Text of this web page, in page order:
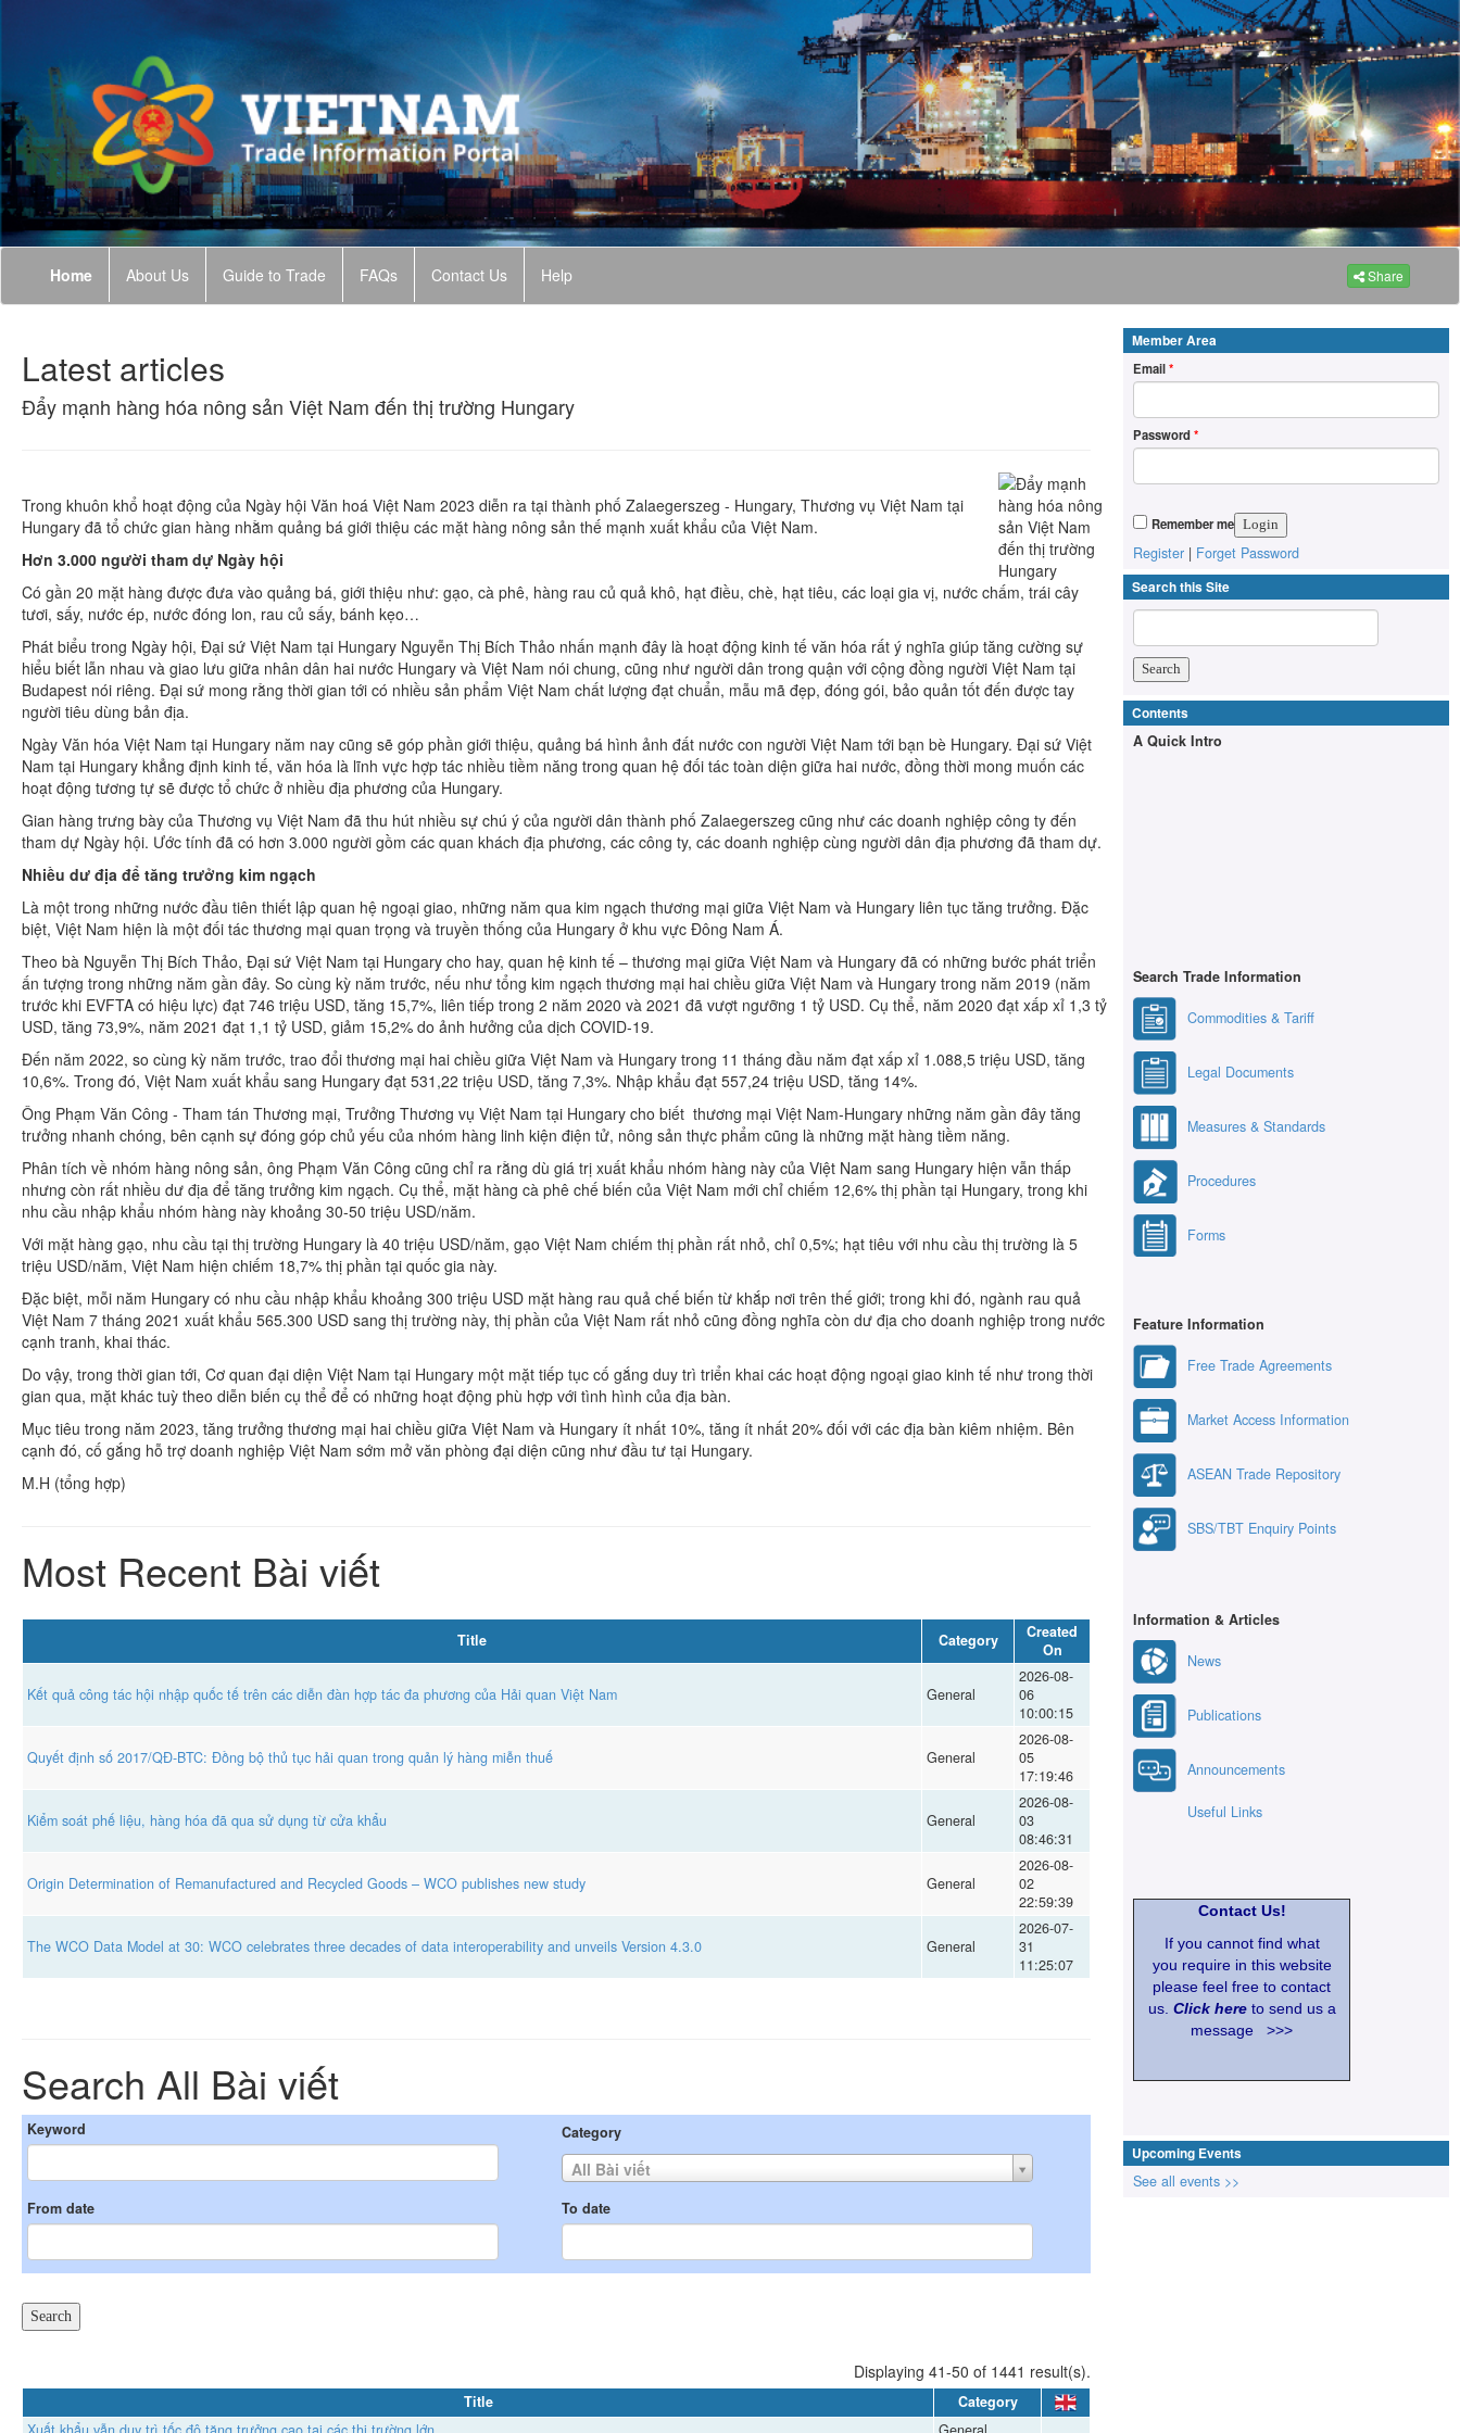
Home About Us Guide to Trade FAQs Contact Us Help Share
Latest articles
Đẩy mạnh hàng hóa nông sản Việt Nam đến thị trường Hungary
Trong khuôn khổ hoạt động của Ngày hội Văn hoá Việt Nam 2023 diễn ra tại thành phố Zalaegerszeg - Hungary, Thương vụ Việt Nam tại
Hungary đã tổ chức gian hàng nhằm quảng bá giới thiệu các mặt hàng nông sản thế mạnh xuất khẩu của Việt Nam.
Hơn 3.000 người tham dự Ngày hội
Có gần 20 mặt hàng được đưa vào quảng bá, giới thiệu như: gạo, cà phê, hàng rau củ quả khô, hạt điều, chè, hạt tiêu, các loại gia vị, nước chấm, trái cây
tươi, sấy, nước ép, nước đóng lon, rau củ sấy, bánh kẹo…
Phát biểu trong Ngày hội, Đại sứ Việt Nam tại Hungary Nguyễn Thị Bích Thảo nhấn mạnh đây là hoạt động kinh tế văn hóa rất ý nghĩa giúp tăng cường sự
hiểu biết lẫn nhau và giao lưu giữa nhân dân hai nước Hungary và Việt Nam nói chung, cũng như người dân trong quận với cộng đồng người Việt Nam tại
Budapest nói riêng. Đại sứ mong rằng thời gian tới có nhiều sản phẩm Việt Nam chất lượng đạt chuẩn, mẫu mã đẹp, đóng gói, bảo quản tốt đến được tay
người tiêu dùng bản địa.
Ngày Văn hóa Việt Nam tại Hungary năm nay cũng sẽ góp phần giới thiệu, quảng bá hình ảnh đất nước con người Việt Nam tới bạn bè Hungary. Đại sứ Việt
Nam tại Hungary khẳng định kinh tế, văn hóa là lĩnh vực hợp tác nhiều tiềm năng trong quan hệ đối tác toàn diện giữa hai nước, đồng thời mong muốn các
hoạt động tương tự sẽ được tổ chức ở nhiều địa phương của Hungary.
Gian hàng trưng bày của Thương vụ Việt Nam đã thu hút nhiều sự chú ý của người dân thành phố Zalaegerszeg cũng như các doanh nghiệp công ty đến
tham dự Ngày hội. Ước tính đã có hơn 3.000 người gồm các quan khách địa phương, các công ty, các doanh nghiệp cùng người dân địa phương đã tham dự.
Nhiều dư địa để tăng trưởng kim ngạch
Là một trong những nước đầu tiên thiết lập quan hệ ngoại giao, những năm qua kim ngạch thương mại giữa Việt Nam và Hungary liên tục tăng trưởng. Đặc
biệt, Việt Nam hiện là một đối tác thương mại quan trọng và truyền thống của Hungary ở khu vực Đông Nam Á.
Theo bà Nguyễn Thị Bích Thảo, Đại sứ Việt Nam tại Hungary cho hay, quan hệ kinh tế – thương mại giữa Việt Nam và Hungary đã có những bước phát triển
ấn tượng trong những năm gần đây. So cùng kỳ năm trước, nếu như tổng kim ngạch thương mại hai chiều giữa Việt Nam và Hungary trong năm 2019 (năm
trước khi EVFTA có hiệu lực) đạt 746 triệu USD, tăng 15,7%, liên tiếp trong 2 năm 2020 và 2021 đã vượt ngưỡng 1 tỷ USD. Cụ thể, năm 2020 đạt xấp xỉ 1,3 tỷ
USD, tăng 73,9%, năm 2021 đạt 1,1 tỷ USD, giảm 15,2% do ảnh hưởng của dịch COVID-19.
Đến năm 2022, so cùng kỳ năm trước, trao đổi thương mại hai chiều giữa Việt Nam và Hungary trong 11 tháng đầu năm đạt xấp xỉ 1.088,5 triệu USD, tăng
10,6%. Trong đó, Việt Nam xuất khẩu sang Hungary đạt 531,22 triệu USD, tăng 7,3%. Nhập khẩu đạt 557,24 triệu USD, tăng 14%.
Ông Phạm Văn Công - Tham tán Thương mại, Trưởng Thương vụ Việt Nam tại Hungary cho biết thương mại Việt Nam-Hungary những năm gần đây tăng
trưởng nhanh chóng, bên cạnh sự đóng góp chủ yếu của nhóm hàng linh kiện điện tử, nông sản thực phẩm cũng là những mặt hàng tiềm năng.
Phân tích về nhóm hàng nông sản, ông Phạm Văn Công cũng chỉ ra rằng dù giá trị xuất khẩu nhóm hàng này của Việt Nam sang Hungary hiện vẫn thấp
nhưng còn rất nhiều dư địa để tăng trưởng kim ngạch. Cụ thể, mặt hàng cà phê chế biến của Việt Nam mới chỉ chiếm 12,6% thị phần tại Hungary, trong khi
nhu cầu nhập khẩu nhóm hàng này khoảng 30-50 triệu USD/năm.
Với mặt hàng gạo, nhu cầu tại thị trường Hungary là 40 triệu USD/năm, gạo Việt Nam chiếm thị phần rất nhỏ, chỉ 0,5%; hạt tiêu với nhu cầu thị trường là 5
triệu USD/năm, Việt Nam hiện chiếm 18,7% thị phần tại quốc gia này.
Đặc biệt, mỗi năm Hungary có nhu cầu nhập khẩu khoảng 300 triệu USD mặt hàng rau quả chế biến từ khắp nơi trên thế giới; trong khi đó, ngành rau quả
Việt Nam 7 tháng 2021 xuất khẩu 565.300 USD sang thị trường này, thị phần của Việt Nam rất nhỏ cũng đồng nghĩa còn dư địa cho doanh nghiệp trong nước
cạnh tranh, khai thác.
Do vậy, trong thời gian tới, Cơ quan đại diện Việt Nam tại Hungary một mặt tiếp tục cố gắng duy trì triển khai các hoạt động ngoại giao kinh tế như trong thời
gian qua, mặt khác tuỳ theo diễn biến cụ thể để có những hoạt động phù hợp với tình hình của địa bàn.
Mục tiêu trong năm 2023, tăng trưởng thương mại hai chiều giữa Việt Nam và Hungary ít nhất 10%, tăng ít nhất 20% đối với các địa bàn kiêm nhiệm. Bên
cạnh đó, cố gắng hỗ trợ doanh nghiệp Việt Nam sớm mở văn phòng đại diện cũng như đầu tư tại Hungary.
M.H (tổng hợp)
Most Recent Bài viết
Title Category
Created
On
Kết quả công tác hội nhập quốc tế trên các diễn đàn hợp tác đa phương của Hải quan Việt Nam General
2026-08-
06
10:00:15
Quyết định số 2017/QĐ-BTC: Đồng bộ thủ tục hải quan trong quản lý hàng miễn thuế General
2026-08-
05
17:19:46
Kiểm soát phế liệu, hàng hóa đã qua sử dụng từ cửa khẩu General
2026-08-
03
08:46:31
Origin Determination of Remanufactured and Recycled Goods – WCO publishes new study General
2026-08-
02
22:59:39
The WCO Data Model at 30: WCO celebrates three decades of data interoperability and unveils Version 4.3.0 General
2026-07-
31
11:25:07
Search All Bài viết
Keyword Category
All Bài viết
From date To date
Displaying 41-50 of 1441 result(s).
Title
Category
Member Area
Email*
Password*
Remember me
Register | Forget Password
Search this Site
Contents
A Quick Intro
Search Trade Information
Commodities & Tariff
Legal Documents
Measures & Standards
Procedures
Forms
Feature Information
Free Trade Agreements
Market Access Information
ASEAN Trade Repository
SBS/TBT Enquiry Points
Information & Articles
News
Publications
Announcements
Useful Links
Contact Us!
If you cannot find what
you require in this website
please feel free to contact
us. Click hereto send us a
message >>>
Upcoming Events
See all events >>